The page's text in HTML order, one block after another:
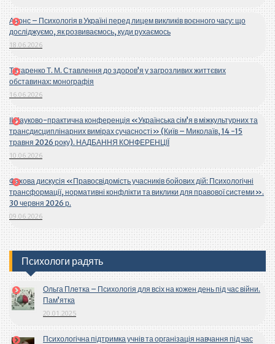
Анонс – Психологія в Україні перед лицем викликів воєнного часу: що
досліджуємо, як розвиваємось, куди рухаємось
18.06.2026
Титаренко Т. М. Ставлення до здоров’я у загрозливих життєвих
обставинах: монографія
16.06.2026
ІІ Науково-практична конференція «Українська сім’я в міжкультурних та
трансдисциплінарних вимірах сучасності» (Київ – Миколаїв, 14 -15
травня 2026 року). НАДБАННЯ КОНФЕРЕНЦІЇ
10.06.2026
Фахова дискусія «Правосвідомість учасників бойових дій: Психологічні
трансформації, нормативні конфлікти та виклики для правової системи».
30 червня 2026 р.
09.06.2026
Психологи радять
Ольга Плетка – Психологія для всіх на кожен день під час війни.
Пам’ятка
20.01.2025
Психологічна підтримка учнів та організація навчання під час